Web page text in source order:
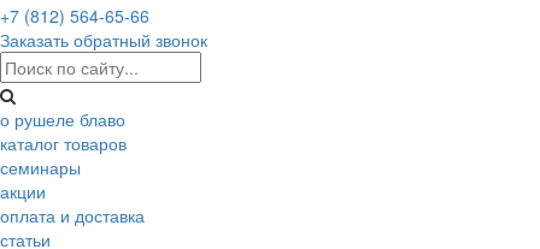
+7 (812) 564-65-66
Заказать обратный звонок
о рушеле блаво
каталог товаров
семинары
акции
оплата и доставка
статьи